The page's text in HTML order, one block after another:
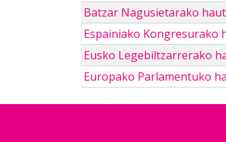
Batzar Nagusietarako
Espainiako Kongresurako
Eusko Legebiltzarrerako
Europako Parlamentuko